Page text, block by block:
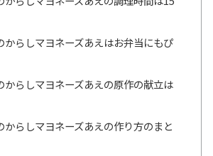
からしマヨネーズあえはお弁当にもぴ
からしマヨネーズあえの原作の献立は
からしマヨネーズあえの作り方のまと